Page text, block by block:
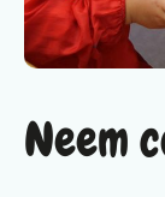
Neem